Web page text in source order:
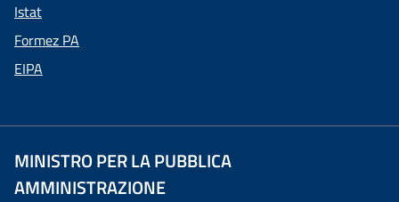
Istat
Formez PA
EIPA
MINISTRO PER LA PUBBLICA
AMMINISTRAZIONE